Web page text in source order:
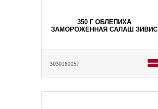
350 Г ОБЛЕПИХА
ЗАМОРОЖЕННАЯ САЛАШ ЗИВИС
3030160057